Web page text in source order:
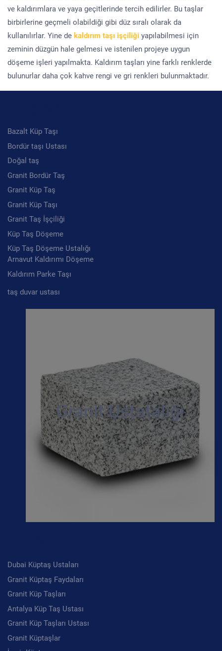
ve kaldırımlara ve yaya geçitlerinde tercih edilirler. Bu taşlar
birbirlerine geçmeli olabildiği gibi düz sıralı olarak da
kullanılırlar. Yine de kaldırım taşı işçiliği yapılabilmesi için
zeminin düzgün hale gelmesi ve istenilen projeye uygun
döşeme işleri yapılmakta. Kaldırım taşları yine farklı renklerde
bulunurlar daha çok kahve rengi ve gri renkleri bulunmaktadır.
Bazalt Küp Taşı
Bordür taşı Ustası
Doğal taş
Granit Bordür Taş
Granit Küp Taş
Granit Küp Taşı
Granit Taş İşçiliği
Küp Taş Döşeme
Küp Taş Döşeme Ustalığı
Arnavut Kaldırımı Döşeme
Kaldırım Parke Taşı
taş duvar ustası
Granit Ustatalığı
Dubai Küptaş Ustaları
Granit Küptaş Faydaları
Granit Küp Taşları
Antalya Küp Taş Ustası
Granit Küp Taşları Ustası
Granit Küptaşlar